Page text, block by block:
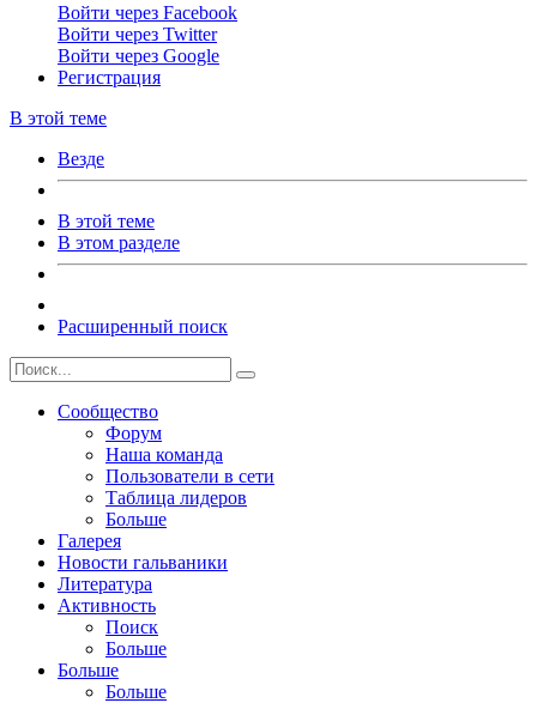
Войти через Facebook
Войти через Twitter
Войти через Google
Регистрация
В этой теме
Везде
В этой теме
В этом разделе
Расширенный поиск
Сообщество
Форум
Наша команда
Пользователи в сети
Таблица лидеров
Больше
Галерея
Новости гальваники
Литература
Активность
Поиск
Больше
Больше
Больше